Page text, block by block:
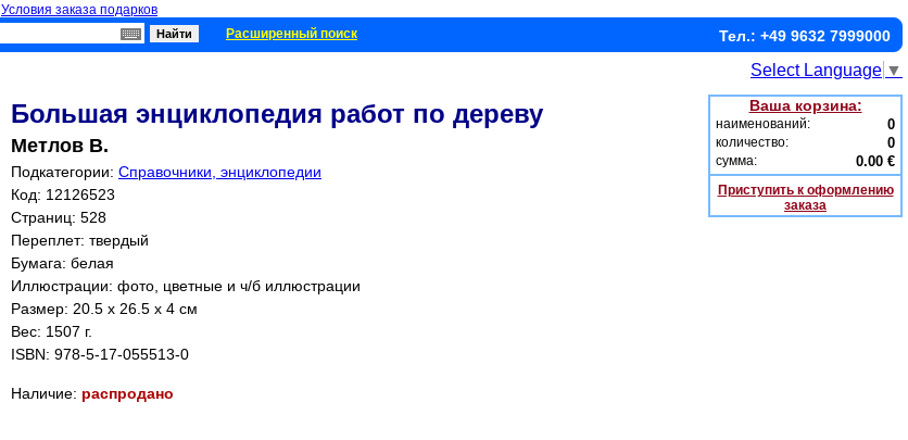
Условия заказа подарков
Расширенный поиск Тел.: +49 9632 7999000
Select Language ▼
Большая энциклопедия работ по дереву
Метлов В.
Подкатегории: Справочники, энциклопедии
Код: 12126523
Страниц: 528
Переплет: твердый
Бумага: белая
Иллюстрации: фото, цветные и ч/б иллюстрации
Размер: 20.5 x 26.5 x 4 см
Вес: 1507 г.
ISBN: 978-5-17-055513-0
Наличие: распродано
Ваша корзина:
наименований: 0
количество: 0
сумма: 0.00 €
Приступить к оформлению
заказа